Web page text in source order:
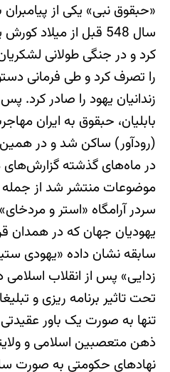
«حبقوق نبی» یکی از
سال 548 قبل از میلاد
کرد و در جنگی طولانی
را تصرف کرد و طی فرمانی
زندانیان یهود را صادر کرد.
بابلیان، حبقوق به ایران
(رودآور) ساکن شد و در
در ماه‌های گذشته گزارش‌های
موضوعات منتشر شد از جمله
سردر آرامگاه «استر و
یهودیان جهان که در همدان
سابقه نشان داده «یهودی‏
تنها به صورت یک باور
ذهن متعصبین اسلامی و
نهادهای حکومتی به صورت